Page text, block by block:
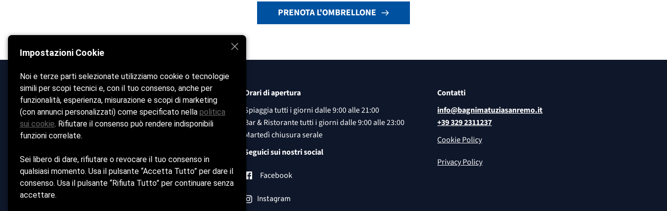
PRENOTA L'OMBRELLONE
Bagni Matuzia, Sanremo
Home
Spiaggia
Ristorante &
Pizzeria
Il Bar
Contatti
Orari di apertura
Spiaggia tutti i giorni dalle 9:00 alle 21:00
Bar & Ristorante tutti i giorni dalle 9:00 alle 23:00
Martedì chiusura serale
Seguici sui nostri social
Facebook
Instagram
Contatti
info@bagnimatuziasanremo.it
+39 329 2311237
Cookie Policy
Privacy Policy
Impostazioni Cookie
Noi e terze parti selezionate utilizziamo cookie o tecnologie
simili per scopi tecnici e, con il tuo consenso, anche per
funzionalità, esperienza, misurazione e scopi di marketing
(con annunci personalizzati) come specificato nella politica
sui cookie. Rifiutare il consenso può rendere indisponibili
funzioni correlate.
Sei libero di dare, rifiutare o revocare il tuo consenso in
qualsiasi momento. Usa il pulsante “Accetta Tutto” per dare il
consenso. Usa il pulsante “Rifiuta Tutto” per continuare senza
accettare.